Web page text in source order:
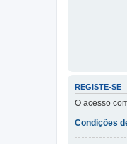
REGISTE-SE
O acesso
Condições